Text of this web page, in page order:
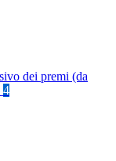
dei premi (da
4